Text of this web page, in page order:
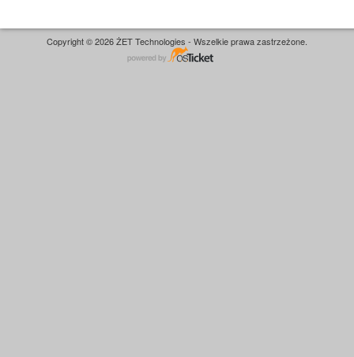
Copyright © 2026 ŻET Technologies - Wszelkie prawa zastrzeżone.